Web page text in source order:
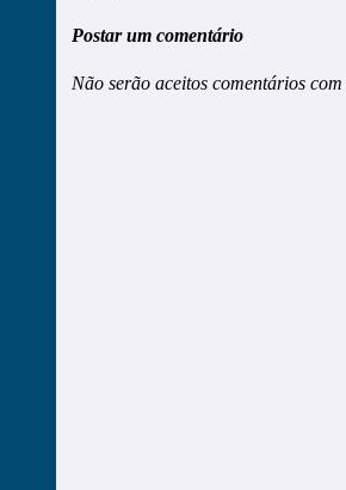
Postar um comentário
Não serão aceitos comentários